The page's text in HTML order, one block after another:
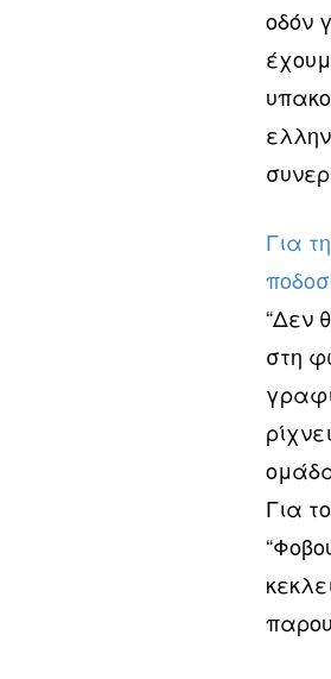
οδόν
Για
“Δεν
στη
Για